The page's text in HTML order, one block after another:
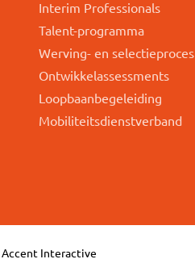
Interim Professionals
Talent-programma
Werving- en selectieproces
Ontwikkelassessments
Loopbaanbegeleiding
Mobiliteitsdienstverband
Accent Interactive